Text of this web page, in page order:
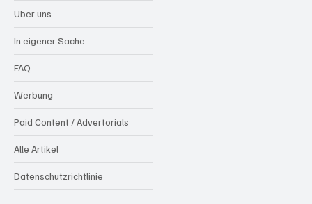
Über uns
In eigener Sache
FAQ
Werbung
Paid Content / Advertorials
Alle Artikel
Datenschutzrichtlinie